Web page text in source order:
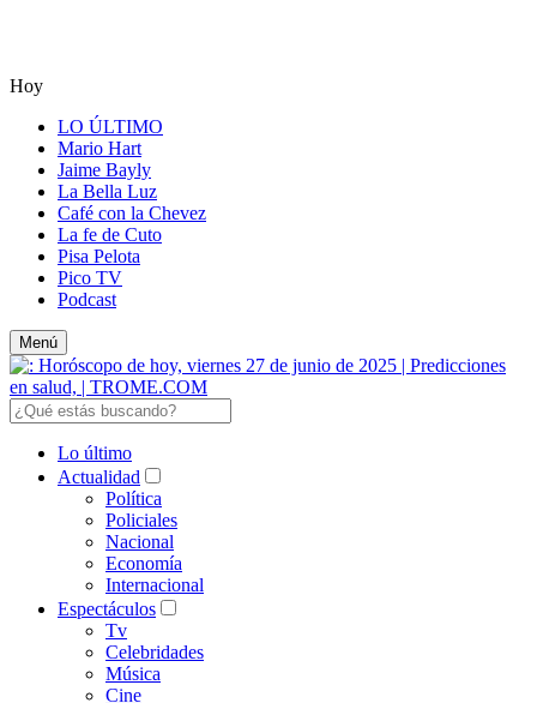
Hoy
LO ÚLTIMO
Mario Hart
Jaime Bayly
La Bella Luz
Café con la Chevez
La fe de Cuto
Pisa Pelota
Pico TV
Podcast
Menú
Lo último
Actualidad
Política
Policiales
Nacional
Economía
Internacional
Espectáculos
Tv
Celebridades
Música
Cine